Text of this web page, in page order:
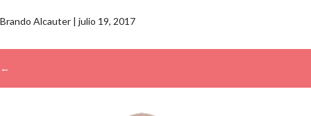
Brando Alcauter | julio 19, 2017
←